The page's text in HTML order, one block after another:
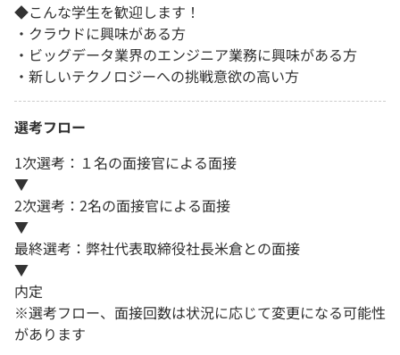
◆こんな学生を歓迎します！
・クラウドに興味がある方
・ビッグデータ業界のエンジニア業務に興味がある方
・新しいテクノロジーへの挑戦意欲の高い方
選考フロー
1次選考：１名の面接官による面接
▼
2次選考：2名の面接官による面接
▼
最終選考：弊社代表取締役社長米倉との面接
▼
内定
※選考フロー、面接回数は状況に応じて変更になる可能性
があります